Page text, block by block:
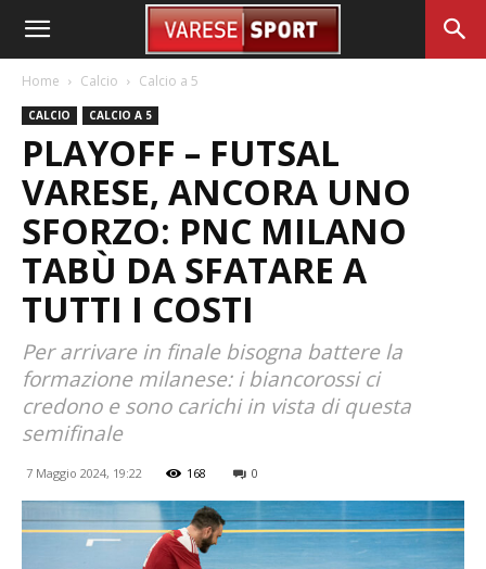
Home Calcio Calcio a 5
CALCIO CALCIO A 5
PLAYOFF – FUTSAL
VARESE, ANCORA UNO
SFORZO: PNC MILANO
TABÙ DA SFATARE A
TUTTI I COSTI
Per arrivare in finale bisogna battere la
formazione milanese: i biancorossi ci
credono e sono carichi in vista di questa
semifinale
7 Maggio 2024, 19:22 168 0